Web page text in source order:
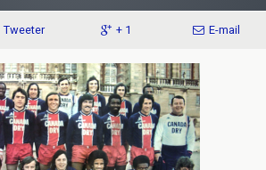
Tweeter + 1 E-mail